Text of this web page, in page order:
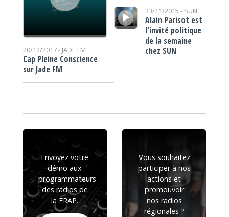
20/12/2017 - JADE FM
Cap Pleine Conscience
sur Jade FM
Lecteur audio
23/11/2015 - SUN
Alain Parisot est
l'invité politique
de la semaine
chez SUN
Envoyez votre
démo aux
programmateurs
des radios de
la FRAP.
Vous souhaitez
participer à nos
actions et
promouvoir
nos radios
régionales ?